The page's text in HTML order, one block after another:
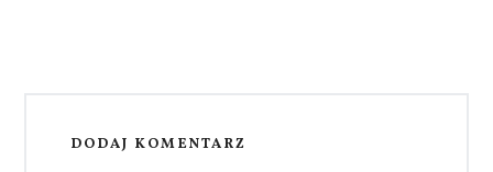
DODAJ KOMENTARZ